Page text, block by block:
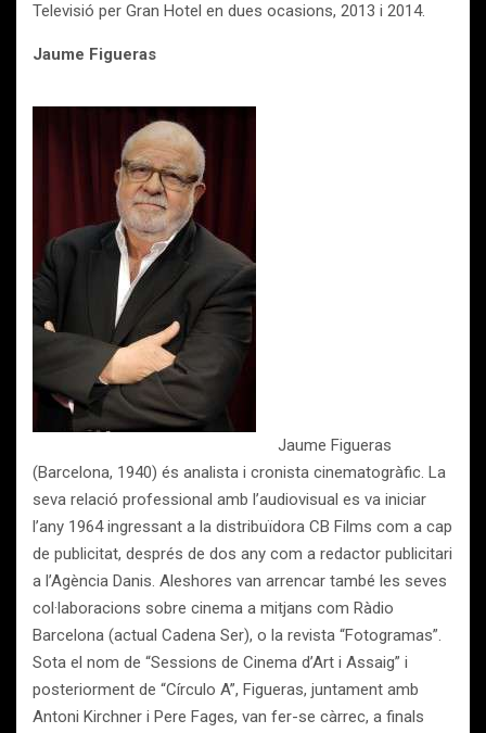
Televisió per Gran Hotel en dues ocasions, 2013 i 2014.
Jaume Figueras
Jaume Figueras
(Barcelona, 1940) és analista i cronista cinematogràfic. La
seva relació professional amb l’audiovisual es va iniciar
l’any 1964 ingressant a la distribuïdora CB Films com a cap
de publicitat, després de dos any com a redactor publicitari
a l’Agència Danis. Aleshores van arrencar també les seves
col·laboracions sobre cinema a mitjans com Ràdio
Barcelona (actual Cadena Ser), o la revista “Fotogramas”.
Sota el nom de “Sessions de Cinema d’Art i Assaig” i
posteriorment de “Círculo A”, Figueras, juntament amb
Antoni Kirchner i Pere Fages, van fer-se càrrec, a finals